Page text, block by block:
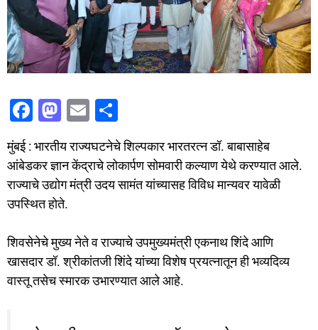
F
c
e
b
o
k
M
st
o
d
n
E
m
ai
l
h
ar
e
मुंबई : भारतीय राज्यघटनेचे शिल्पकार भारतरत्न डॉ. बाबासाहेब
आंबेडकर ज्ञान केंद्राचे लोकार्पण सोमवारी कल्याण येथे करण्यात आले.
राज्याचे उद्योग मंत्री उदय सामंत यांच्यासह विविध मान्यवर यावेळी
उपस्थित होते.
शिवसेनेचे मुख्य नेते व राज्याचे उपमुख्यमंत्री एकनाथ शिंदे आणि
खासदार डॉ. श्रीकांतजी शिंदे यांच्या विशेष प्रयत्नातून ही भव्यदिव्य
वास्तू तसेच स्मारक उभारण्यात आले आहे.